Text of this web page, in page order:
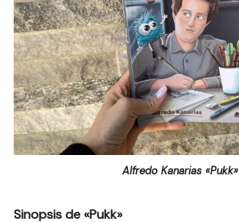
Alfredo Kanarias «Pukk»
Sinopsis de «Pukk»